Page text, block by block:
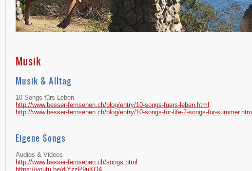
Musik
Musik & Alltag
10 Songs fürs Leben
http://www.besser-fernsehen.ch/blog/entry/10-songs-fuers-leben.html
http://www.besser-fernsehen.ch/blog/entry/10-songs-for-life-2-songs-for-summer.html
Eigene Songs
Audios & Videos
http://www.besser-fernsehen.ch/songs.html
https://youtu.be/diYzzP9uKO4